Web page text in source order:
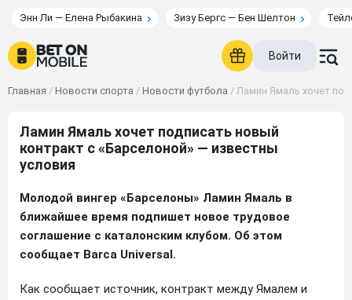
Энн Ли — Елена Рыбакина Зизу Бергс — Бен Шелтон
Войти
Главная / Новости спорта / Новости футбола / Ламин Ямаль хочет
Ламин Ямаль хочет подписать новый
контракт с «Барселоной» — известны
условия
Молодой вингер «Барселоны» Ламин Ямаль в
ближайшее время подпишет новое трудовое
соглашение с каталонским клубом. Об этом
сообщает Barca Universal.
Как сообщает источник, контракт между Ямалем и